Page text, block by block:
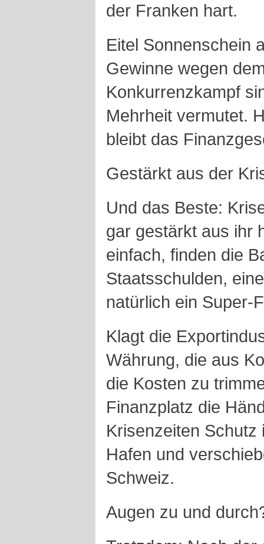
der Franken hart.
Eitel Sonnenschein
Gewinne wegen
Konkurrenzkampf
Mehrheit vermutet.
bleibt das
Gestärkt aus der
Und das Beste:
gar gestärkt aus ihr
einfach, finden die
Staatsschulden,
natürlich ein Super-
Klagt die
Währung, die aus
die Kosten zu
Finanzplatz die
Krisenzeiten
Hafen und
Schweiz.
Augen zu und